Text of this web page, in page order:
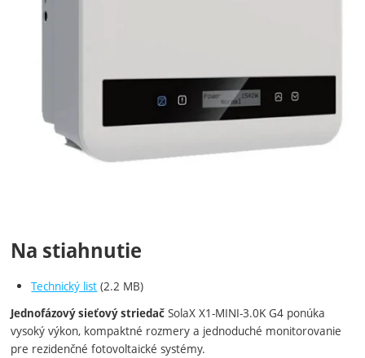
Na stiahnutie
Technický list (2.2 MB)
Jednofázový sieťový striedač SolaX X1-MINI-3.0K G4 ponúka
vysoký výkon, kompaktné rozmery a jednoduché monitorovanie
pre rezidenčné fotovoltaické systémy.